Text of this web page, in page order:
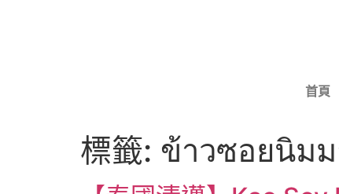
首頁
標籤: ข้าวซอยนิม